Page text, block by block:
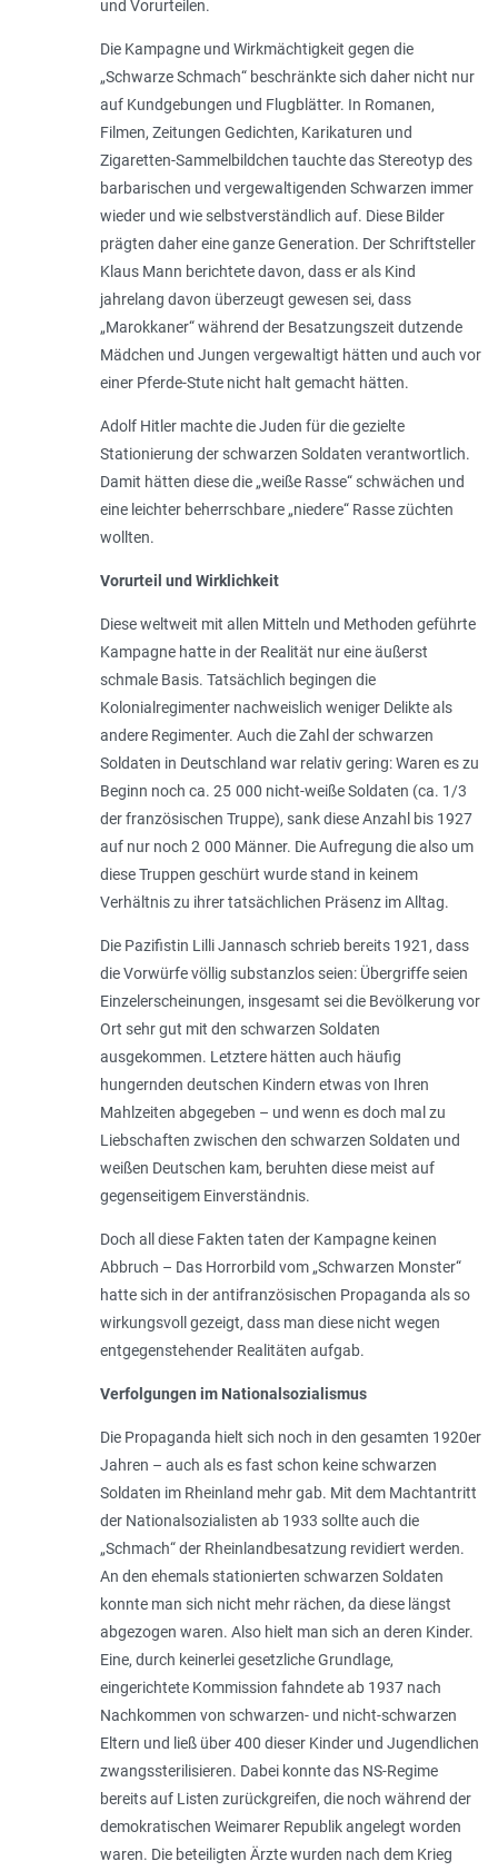
und Vorurteilen.
Die Kampagne und Wirkmächtigkeit gegen die
„Schwarze Schmach“ beschränkte sich daher nicht nur
auf Kundgebungen und Flugblätter. In Romanen,
Filmen, Zeitungen Gedichten, Karikaturen und
Zigaretten-Sammelbildchen tauchte das Stereotyp des
barbarischen und vergewaltigenden Schwarzen immer
wieder und wie selbstverständlich auf. Diese Bilder
prägten daher eine ganze Generation. Der Schriftsteller
Klaus Mann berichtete davon, dass er als Kind
jahrelang davon überzeugt gewesen sei, dass
„Marokkaner“ während der Besatzungszeit dutzende
Mädchen und Jungen vergewaltigt hätten und auch vor
einer Pferde-Stute nicht halt gemacht hätten.
Adolf Hitler machte die Juden für die gezielte
Stationierung der schwarzen Soldaten verantwortlich.
Damit hätten diese die „weiße Rasse“ schwächen und
eine leichter beherrschbare „niedere“ Rasse züchten
wollten.
Vorurteil und Wirklichkeit
Diese weltweit mit allen Mitteln und Methoden geführte
Kampagne hatte in der Realität nur eine äußerst
schmale Basis. Tatsächlich begingen die
Kolonialregimenter nachweislich weniger Delikte als
andere Regimenter. Auch die Zahl der schwarzen
Soldaten in Deutschland war relativ gering: Waren es zu
Beginn noch ca. 25 000 nicht-weiße Soldaten (ca. 1/3
der französischen Truppe), sank diese Anzahl bis 1927
auf nur noch 2 000 Männer. Die Aufregung die also um
diese Truppen geschürt wurde stand in keinem
Verhältnis zu ihrer tatsächlichen Präsenz im Alltag.
Die Pazifistin Lilli Jannasch schrieb bereits 1921, dass
die Vorwürfe völlig substanzlos seien: Übergriffe seien
Einzelerscheinungen, insgesamt sei die Bevölkerung vor
Ort sehr gut mit den schwarzen Soldaten
ausgekommen. Letztere hätten auch häufig
hungernden deutschen Kindern etwas von Ihren
Mahlzeiten abgegeben – und wenn es doch mal zu
Liebschaften zwischen den schwarzen Soldaten und
weißen Deutschen kam, beruhten diese meist auf
gegenseitigem Einverständnis.
Doch all diese Fakten taten der Kampagne keinen
Abbruch – Das Horrorbild vom „Schwarzen Monster“
hatte sich in der antifranzösischen Propaganda als so
wirkungsvoll gezeigt, dass man diese nicht wegen
entgegenstehender Realitäten aufgab.
Verfolgungen im Nationalsozialismus
Die Propaganda hielt sich noch in den gesamten 1920er
Jahren – auch als es fast schon keine schwarzen
Soldaten im Rheinland mehr gab. Mit dem Machtantritt
der Nationalsozialisten ab 1933 sollte auch die
„Schmach“ der Rheinlandbesatzung revidiert werden.
An den ehemals stationierten schwarzen Soldaten
konnte man sich nicht mehr rächen, da diese längst
abgezogen waren. Also hielt man sich an deren Kinder.
Eine, durch keinerlei gesetzliche Grundlage,
eingerichtete Kommission fahndete ab 1937 nach
Nachkommen von schwarzen- und nicht-schwarzen
Eltern und ließ über 400 dieser Kinder und Jugendlichen
zwangssterilisieren. Dabei konnte das NS-Regime
bereits auf Listen zurückgreifen, die noch während der
demokratischen Weimarer Republik angelegt worden
waren. Die beteiligten Ärzte wurden nach dem Krieg